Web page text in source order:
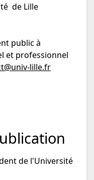
de Lille
public à
et professionnel
lille.fr
de l'Université